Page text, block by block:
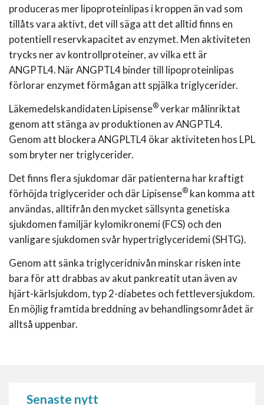
produceras mer lipoproteinlipas i kroppen än vad som
tillåts vara aktivt, det vill säga att det alltid finns en
potentiell reservkapacitet av enzymet. Men aktiviteten
trycks ner av kontrollproteiner, av vilka ett är
ANGPTL4. När ANGPTL4 binder till lipoproteinlipas
förlorar enzymet förmågan att spjälka triglycerider.
Läkemedelskandidaten Lipisense® verkar målinriktat
genom att stänga av produktionen av ANGPTL4.
Genom att blockera ANGPLTL4 ökar aktiviteten hos LPL
som bryter ner triglycerider.
Det finns flera sjukdomar där patienterna har kraftigt
förhöjda triglycerider och där Lipisense® kan komma att
användas, alltifrån den mycket sällsynta genetiska
sjukdomen familjär kylomikronemi (FCS) och den
vanligare sjukdomen svår hypertriglyceridemi (SHTG).
Genom att sänka triglyceridnivån minskar risken inte
bara för att drabbas av akut pankreatit utan även av
hjärt-kärlsjukdom, typ 2-diabetes och fettleversjukdom.
En möjlig framtida breddning av behandlingsområdet är
alltså uppenbar.
Senaste nytt